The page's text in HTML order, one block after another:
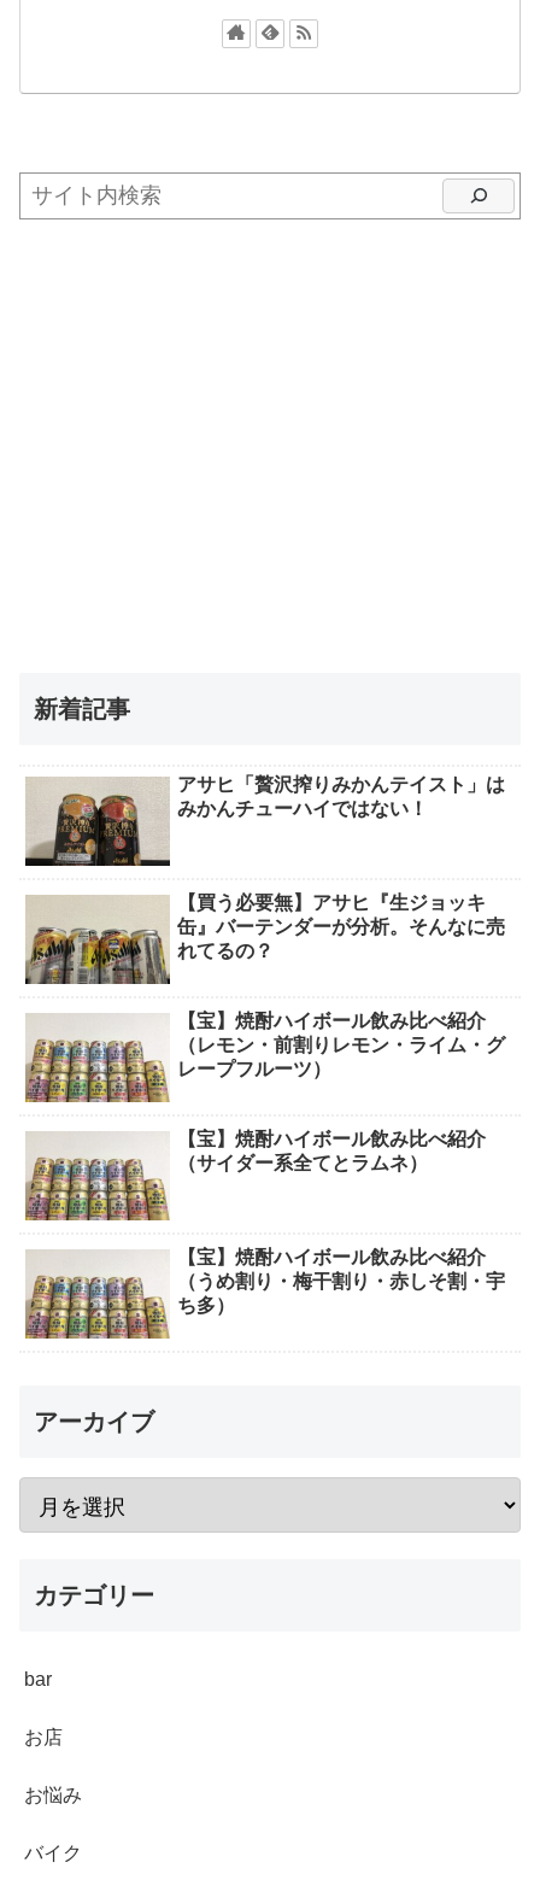
新着記事
アサヒ「贅沢搾りみかんテイスト」は
みかんチューハイではない！
【買う必要無】アサヒ『生ジョッキ
缶』バーテンダーが分析。そんなに売
れてるの？
【宝】焼酎ハイボール飲み比べ紹介
（レモン・前割りレモン・ライム・グ
レープフルーツ）
【宝】焼酎ハイボール飲み比べ紹介
（サイダー系全てとラムネ）
【宝】焼酎ハイボール飲み比べ紹介
（うめ割り・梅干割り・赤しそ割・宇
ち多）
アーカイブ
カテゴリー
bar
お店
お悩み
バイク